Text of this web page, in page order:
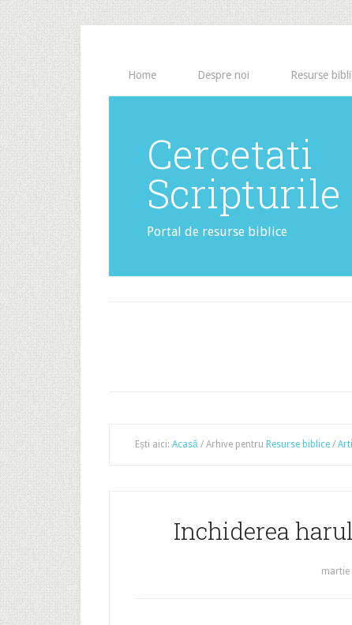
Home Despre noi Resurse
Cercetati
Scripturile
Portal de resurse biblice
Ești aici: Acasă / Arhive pentru Resurse biblice /
Inchiderea
martie